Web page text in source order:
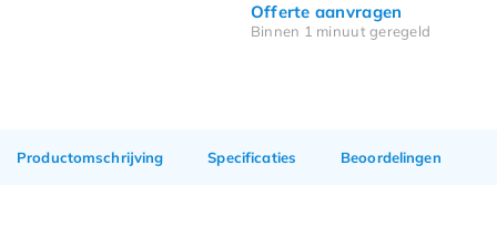
Offerte aanvragen
Binnen 1 minuut geregeld
Productomschrijving Specificaties Beoordelingen